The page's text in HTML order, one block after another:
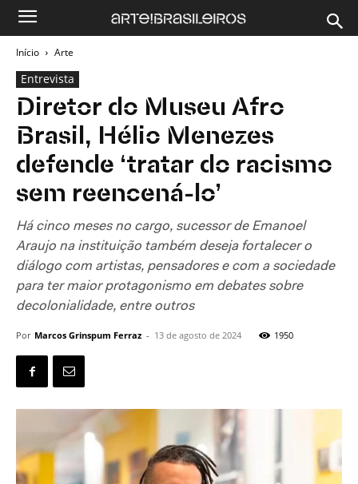
Início Arte
Entrevista
Diretor do Museu Afro
Brasil, Hélio Menezes
defende ‘tratar do racismo
sem reencená-lo’
Há cinco meses no cargo, sucessor de Emanoel
Araujo na instituição também deseja fortalecer o
diálogo com artistas, pensadores e com a sociedade
para ter maior protagonismo em debates sobre
decolonialidade, entre outros
Por Marcos Grinspum Ferraz - 13 de agosto de 2024 1950